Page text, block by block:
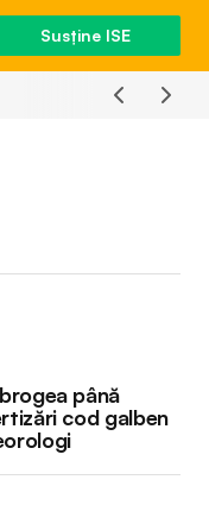
Susține ISE
până
cod galben